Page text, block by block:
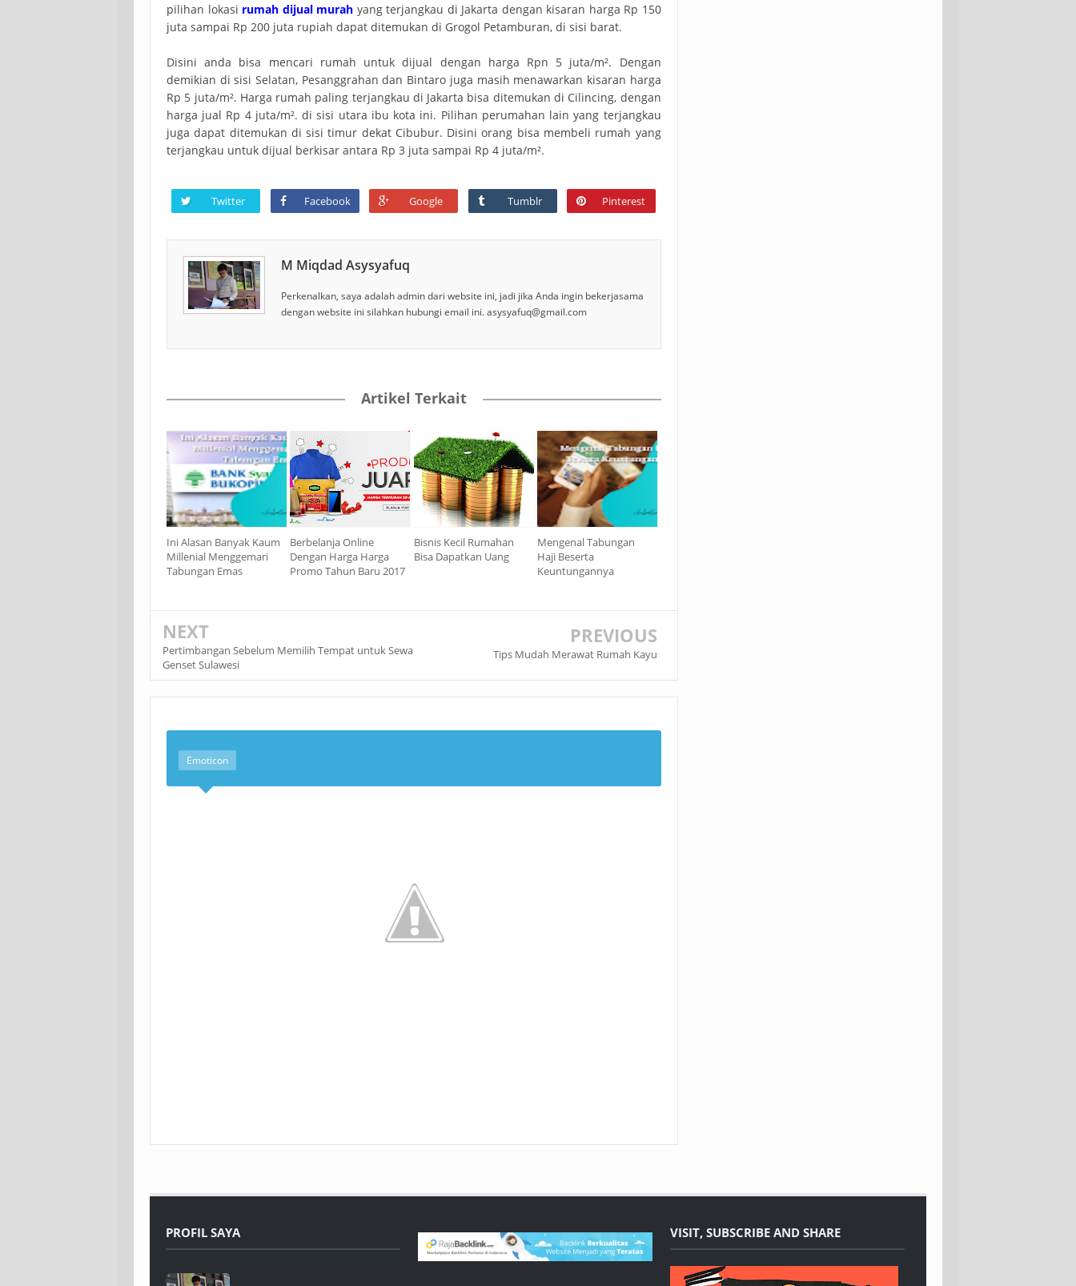
pilihan lokasi rumah dijual murah yang terjangkau di Jakarta dengan kisaran harga Rp 150
juta sampai Rp 200 juta rupiah dapat ditemukan di Grogol Petamburan, di sisi barat.
Disini anda bisa mencari rumah untuk dijual dengan harga Rpn 5 juta/m². Dengan
demikian di sisi Selatan, Pesanggrahan dan Bintaro juga masih menawarkan kisaran harga
Rp 5 juta/m². Harga rumah paling terjangkau di Jakarta bisa ditemukan di Cilincing, dengan
harga jual Rp 4 juta/m². di sisi utara ibu kota ini. Pilihan perumahan lain yang terjangkau
juga dapat ditemukan di sisi timur dekat Cibubur. Disini orang bisa membeli rumah yang
terjangkau untuk dijual berkisar antara Rp 3 juta sampai Rp 4 juta/m².
Twitter Facebook Google Tumblr Pinterest
M Miqdad Asysyafuq
Perkenalkan, saya adalah admin dari website ini, jadi jika Anda ingin bekerjasama
dengan website ini silahkan hubungi email ini. asysyafuq@gmail.com
Artikel Terkait
Ini Alasan Banyak Kaum
Millenial Menggemari
Tabungan Emas
Berbelanja Online
Dengan Harga Harga
Promo Tahun Baru 2017
Bisnis Kecil Rumahan
Bisa Dapatkan Uang
Mengenal Tabungan
Haji Beserta
Keuntungannya
NEXT
Pertimbangan Sebelum Memilih Tempat untuk Sewa
Genset Sulawesi
PREVIOUS
Tips Mudah Merawat Rumah Kayu
Emoticon
PROFIL SAYA VISIT, SUBSCRIBE AND SHARE